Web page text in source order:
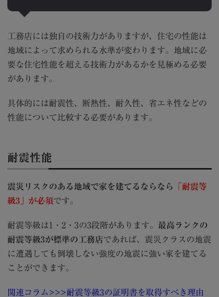
工務店には独自の技術力がありますが、住宅の性能は
地域によって求められる水準が変わります。地域に必
要な住宅性能を超える技術力があるかを見極める必要
があります。
具体的には耐震性、断熱性、耐久性、省エネ性などの
性能について比較する必要があります。
耐震性能
震災リスクのある地域で家を建てるならなら
「耐震等
級3」が必須です。
耐震等級は1・2・3の3段階があります。 最高ランクの
耐震等級3が標準の工務店であれば、震災クラスの地震
に遭遇しても倒壊しない強度の地震に強い家を建てる
ことができます。
関連コラム>>>耐震等級3の証明書を取得すべき理由